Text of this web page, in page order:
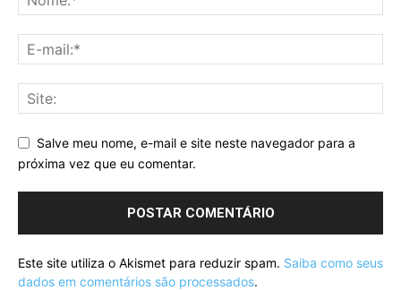
Salve meu nome, e-mail e site neste navegador para a
próxima vez que eu comentar.
Este site utiliza o Akismet para reduzir spam. Saiba como seus
dados em comentários são processados.